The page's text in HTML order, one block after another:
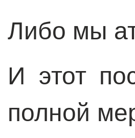
Либо мы
И этот
полной